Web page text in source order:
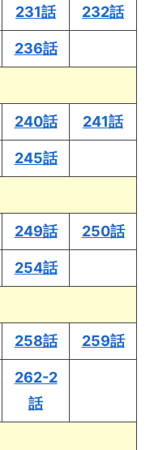
231話 232話
236話
240話 241話
245話
249話 250話
254話
258話 259話
262-2
話